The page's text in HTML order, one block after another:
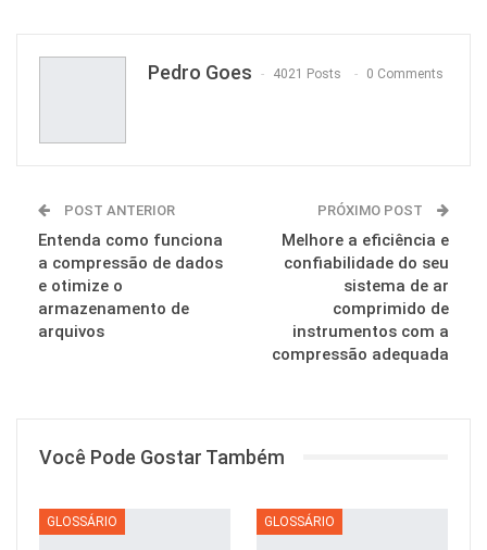
Pedro Goes 4021 Posts 0 Comments
POST ANTERIOR
Entenda como funciona
a compressão de dados
e otimize o
armazenamento de
arquivos
PRÓXIMO POST
Melhore a eficiência e
confiabilidade do seu
sistema de ar
comprimido de
instrumentos com a
compressão adequada
Você Pode Gostar Também
GLOSSÁRIO GLOSSÁRIO